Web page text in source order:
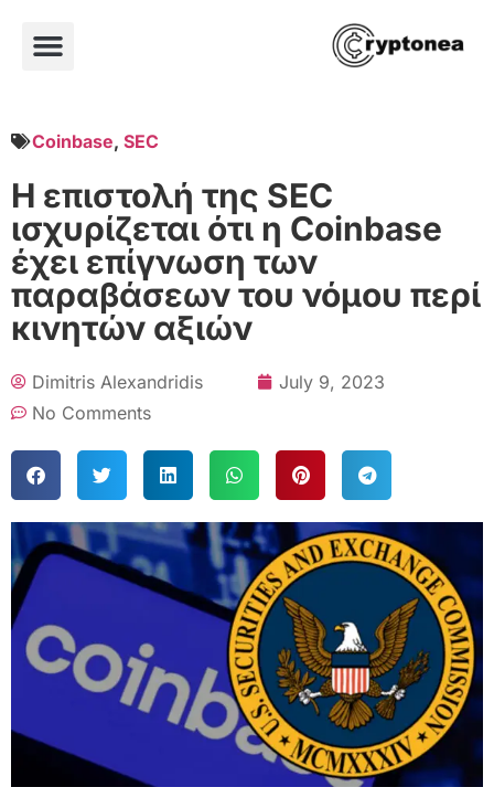
Coinbase, SEC
Η επιστολή της SEC
ισχυρίζεται ότι η Coinbase
έχει επίγνωση των
παραβάσεων του νόμου περί
κινητών αξιών
Dimitris Alexandridis
July 9, 2023
No Comments